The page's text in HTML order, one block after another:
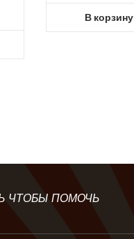
В корзину
ЧТОБЫ ПОМОЧЬ